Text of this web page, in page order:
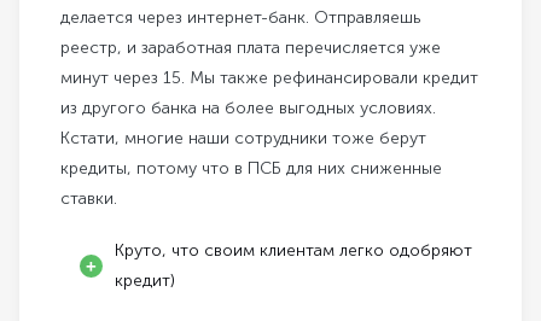
делается через интернет-банк. Отправляешь
реестр, и заработная плата перечисляется уже
минут через 15. Мы также рефинансировали кредит
из другого банка на более выгодных условиях.
Кстати, многие наши сотрудники тоже берут
кредиты, потому что в ПСБ для них сниженные
ставки.
Круто, что своим клиентам легко одобряют
кредит)